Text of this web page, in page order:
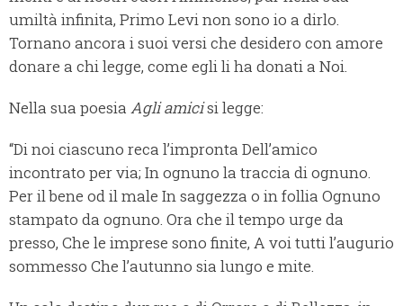
umiltà infinita, Primo Levi non sono io a dirlo.
Tornano ancora i suoi versi che desidero con amore
donare a chi legge, come egli li ha donati a Noi.
Nella sua poesia Agli amicisi legge:
“Di noi ciascuno reca l’impronta Dell’amico
incontrato per via; In ognuno la traccia di ognuno.
Per il bene od il male In saggezza o in follia Ognuno
stampato da ognuno. Ora che il tempo urge da
presso, Che le imprese sono finite, A voi tutti l’augurio
sommesso Che l’autunno sia lungo e mite.